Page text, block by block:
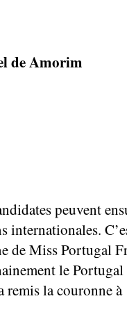
de Amorim
peuvent
internationales.
de Miss Portugal
le
remis la couronne à